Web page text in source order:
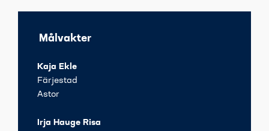
Målvakter
Kaja Ekle
Färjestad
Astor
Irja Hauge Risa